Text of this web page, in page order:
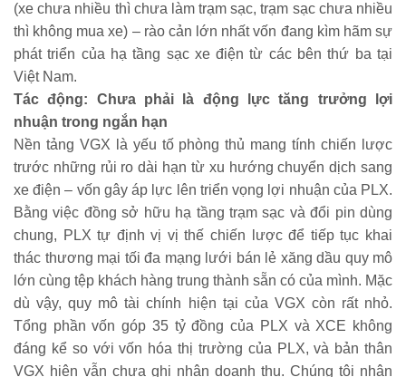
(xe chưa nhiều thì chưa làm trạm sạc, trạm sạc chưa nhiều
thì không mua xe) – rào cản lớn nhất vốn đang kìm hãm sự
phát triển của hạ tầng sạc xe điện từ các bên thứ ba tại
Việt Nam.
Tác động: Chưa phải là động lực tăng trưởng lợi
nhuận trong ngắn hạn
Nền tảng VGX là yếu tố phòng thủ mang tính chiến lược
trước những rủi ro dài hạn từ xu hướng chuyển dịch sang
xe điện – vốn gây áp lực lên triển vọng lợi nhuận của PLX.
Bằng việc đồng sở hữu hạ tầng trạm sạc và đổi pin dùng
chung, PLX tự định vị vị thế chiến lược để tiếp tục khai
thác thương mại tối đa mạng lưới bán lẻ xăng dầu quy mô
lớn cùng tệp khách hàng trung thành sẵn có của mình. Mặc
dù vậy, quy mô tài chính hiện tại của VGX còn rất nhỏ.
Tổng phần vốn góp 35 tỷ đồng của PLX và XCE không
đáng kể so với vốn hóa thị trường của PLX, và bản thân
VGX hiện vẫn chưa ghi nhận doanh thu. Chúng tôi nhận